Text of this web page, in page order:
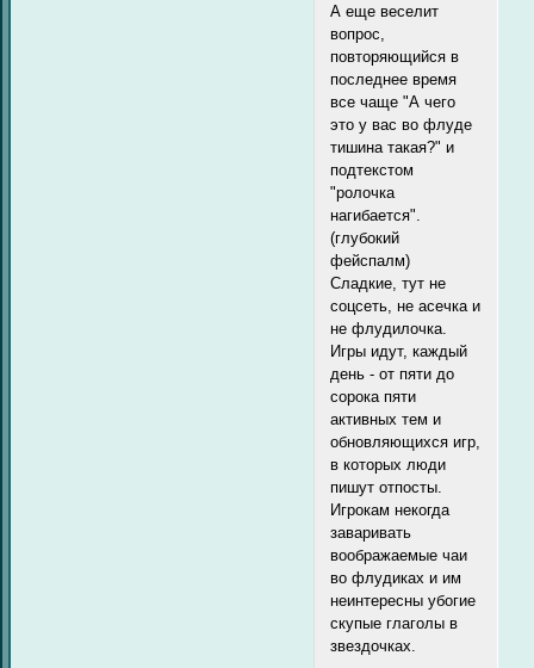
А еще веселит
вопрос,
повторяющийся в
последнее время
все чаще "А чего
это у вас во флуде
тишина такая?" и
подтекстом
"ролочка
нагибается".
(глубокий
фейспалм)
Сладкие, тут не
соцсеть, не асечка и
не флудилочка.
Игры идут, каждый
день - от пяти до
сорока пяти
активных тем и
обновляющихся игр,
в которых люди
пишут отпосты.
Игрокам некогда
заваривать
воображаемые чаи
во флудиках и им
неинтересны убогие
скупые глаголы в
звездочках.